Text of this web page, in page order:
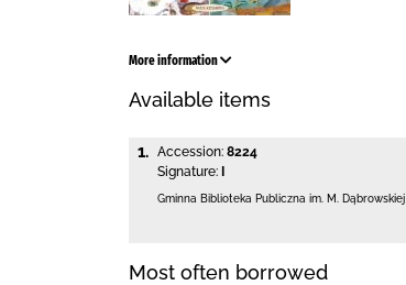
More information
Available items
1. Accession: 8224
Signature:
Gminna Biblioteka Publiczna im. M. Dąbrowskiej
Most often borrowed